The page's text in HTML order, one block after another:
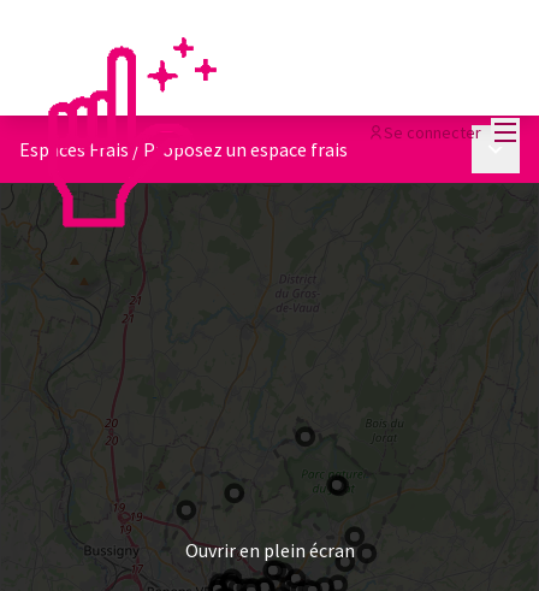
Se connecter
Espaces Frais / Proposez un espace frais
Ouvrir en plein écran